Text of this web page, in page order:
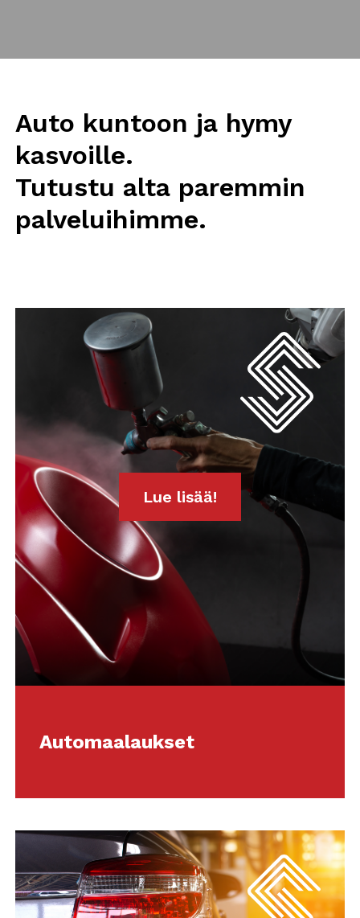
Auto kuntoon ja hymy
kasvoille.
Tutustu alta paremmin
palveluihimme.
Lue lisää!
Automaalaukset